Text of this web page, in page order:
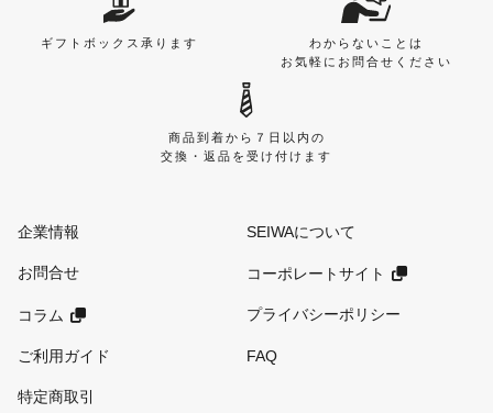
ギフトボックス承ります
わからないことは
お気軽にお問合せください
商品到着から７日以内の
交換・返品を受け付けます
企業情報 SEIWAについて
お問合せ コーポレートサイト
コラム プライバシーポリシー
ご利用ガイド FAQ
特定商取引